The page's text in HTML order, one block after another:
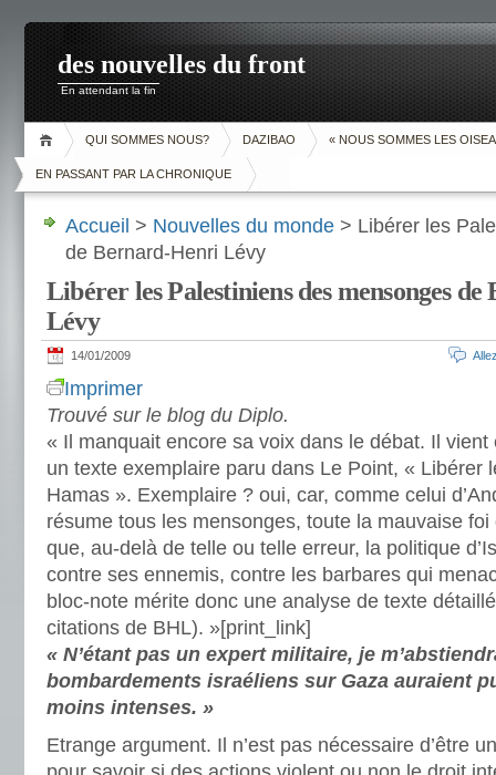
des nouvelles du front
En attendant la fin
QUI SOMMES NOUS? DAZIBAO « NOUS SOMMES LES
EN PASSANT PAR LA CHRONIQUE
Accueil > Nouvelles du monde > Libérer les
de Bernard-Henri Lévy
Libérer les Palestiniens des mensonges
Lévy
14/01/2009
Imprimer
Trouvé sur le blog du Diplo.
« Il manquait encore sa voix dans le débat. Il vient
un texte exemplaire paru dans Le Point, « Libérer
Hamas ». Exemplaire ? oui, car, comme celui
résume tous les mensonges, toute la mauvaise
que, au-delà de telle ou telle erreur, la politique
contre ses ennemis, contre les barbares qui
bloc-note mérite donc une analyse de texte
citations de BHL). »[print_link]
« N’étant pas un expert militaire, je
bombardements israéliens sur Gaza auraient
moins intenses. »
Etrange argument. Il n’est pas nécessaire d’être